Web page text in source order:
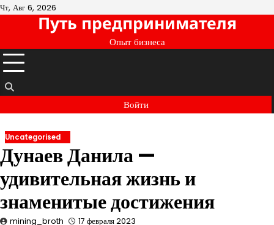
Перейти
содержимому
Чт, Авг 6, 2026
Путь предпринимателя
Опыт бизнеса
Войти
Uncategorised
Дунаев Данила —
удивительная жизнь и
знаменитые достижения
mining_broth 17 февраля 2023